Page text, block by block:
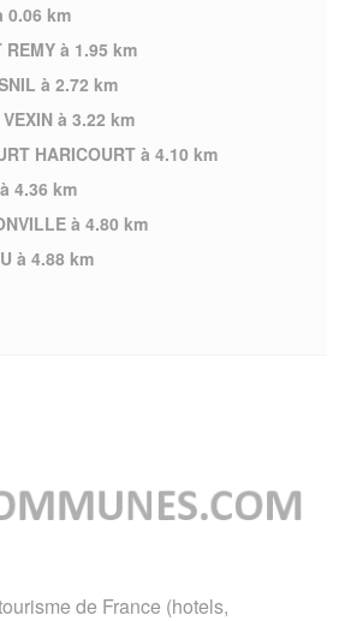
0.06 km
REMY à 1.95 km
à 2.72 km
à 3.22 km
HARICOURT à 4.10 km
4.36 km
à 4.80 km
à 4.88 km
de France (hotels,